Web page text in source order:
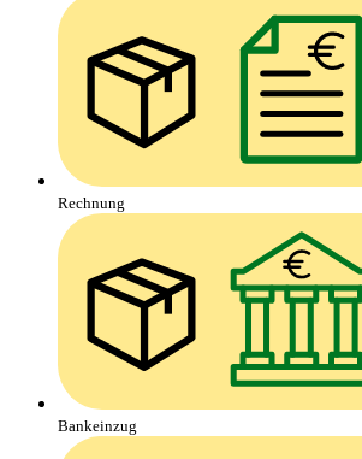
Rechnung
Bankeinzug